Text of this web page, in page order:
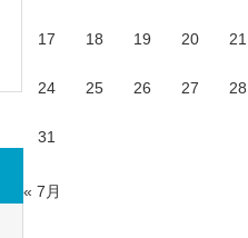
17 18 19 20 21
24 25 26 27 28
31
« 7月